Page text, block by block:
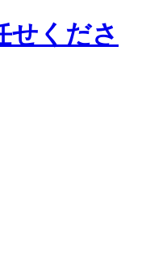
せくださ